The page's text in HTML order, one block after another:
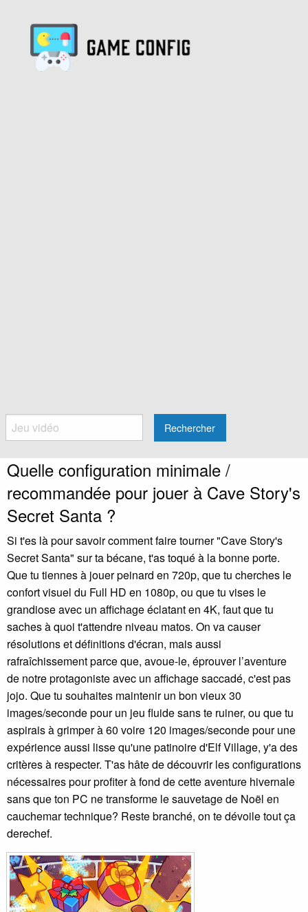
Rechercher
Quelle configuration minimale /
recommandée pour jouer à Cave Story's
Secret Santa ?
Si t'es là pour savoir comment faire tourner "Cave Story's
Secret Santa" sur ta bécane, t'as toqué à la bonne porte.
Que tu tiennes à jouer peinard en 720p, que tu cherches le
confort visuel du Full HD en 1080p, ou que tu vises le
grandiose avec un affichage éclatant en 4K, faut que tu
saches à quoi t'attendre niveau matos. On va causer
résolutions et définitions d'écran, mais aussi
rafraîchissement parce que, avoue-le, éprouver l’aventure
de notre protagoniste avec un affichage saccadé, c'est pas
jojo. Que tu souhaites maintenir un bon vieux 30
images/seconde pour un jeu fluide sans te ruiner, ou que tu
aspirais à grimper à 60 voire 120 images/seconde pour une
expérience aussi lisse qu'une patinoire d'Elf Village, y'a des
critères à respecter. T'as hâte de découvrir les configurations
nécessaires pour profiter à fond de cette aventure hivernale
sans que ton PC ne transforme le sauvetage de Noël en
cauchemar technique? Reste branché, on te dévoile tout ça
derechef.